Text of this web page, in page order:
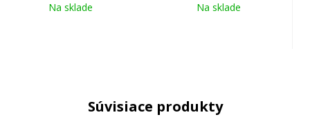
Na sklade Na sklade
Súvisiace produkty